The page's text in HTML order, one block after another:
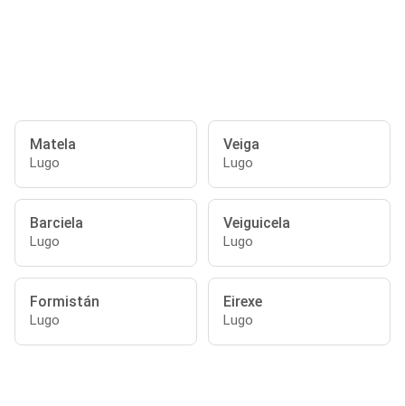
Matela
Lugo
Veiga
Lugo
Barciela
Lugo
Veiguicela
Lugo
Formistán
Lugo
Eirexe
Lugo